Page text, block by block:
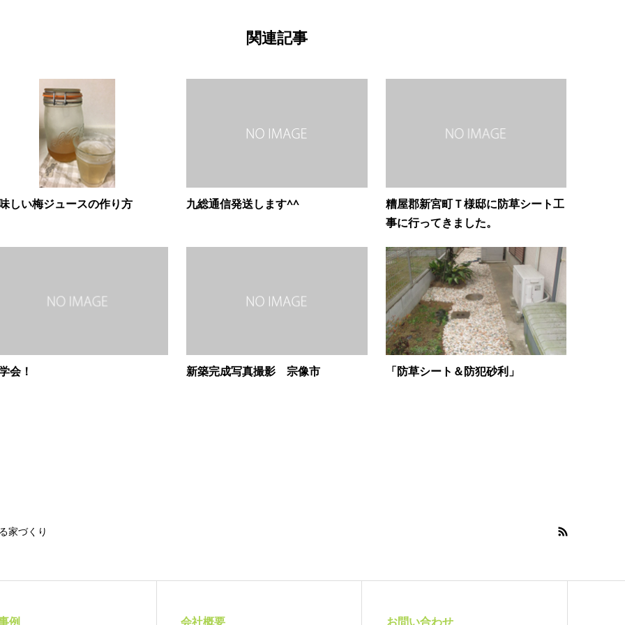
関連記事
しい梅ジュースの作り方 九総通信発送します^^
糟屋郡新宮町Ｔ様邸に防草シート工
事に行ってきました。
会！ 新築完成写真撮影 宗像市 「防草シート＆防犯砂利」
家づくり
例 会社概要 お問い合わせ